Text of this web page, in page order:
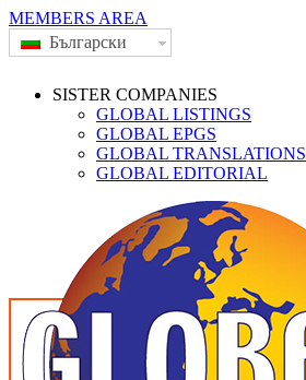
MEMBERS AREA
Български
SISTER COMPANIES
GLOBAL LISTINGS
GLOBAL EPGS
GLOBAL TRANSLATIONS
GLOBAL EDITORIAL